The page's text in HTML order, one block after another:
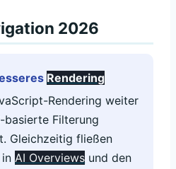
2026
Rendering
Rendering weiter
basierte Filterung
Gleichzeitig fließen
inAI Overviews und den